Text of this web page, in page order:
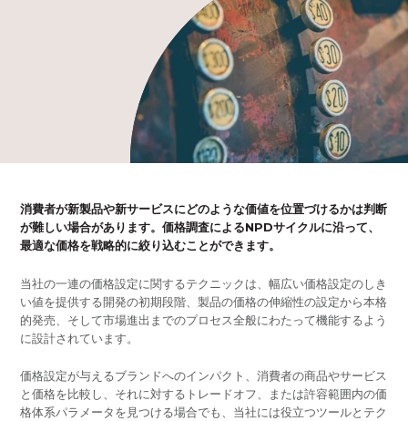
消費者が新製品や新サービスにどのような価値を位置づけるかは判断
が難しい場合があります。価格調査によるNPDサイクルに沿って、
最適な価格を戦略的に絞り込むことができます。
当社の一連の価格設定に関するテクニックは、幅広い価格設定のしき
い値を提供する開発の初期段階、製品の価格の伸縮性の設定から本格
的発売、そして市場進出までのプロセス全般にわたって機能するよう
に設計されています。
価格設定が与えるブランドへのインパクト、消費者の商品やサービス
と価格を比較し、それに対するトレードオフ、または許容範囲内の価
格体系パラメータを見つける場合でも、当社には役立つツールとテク